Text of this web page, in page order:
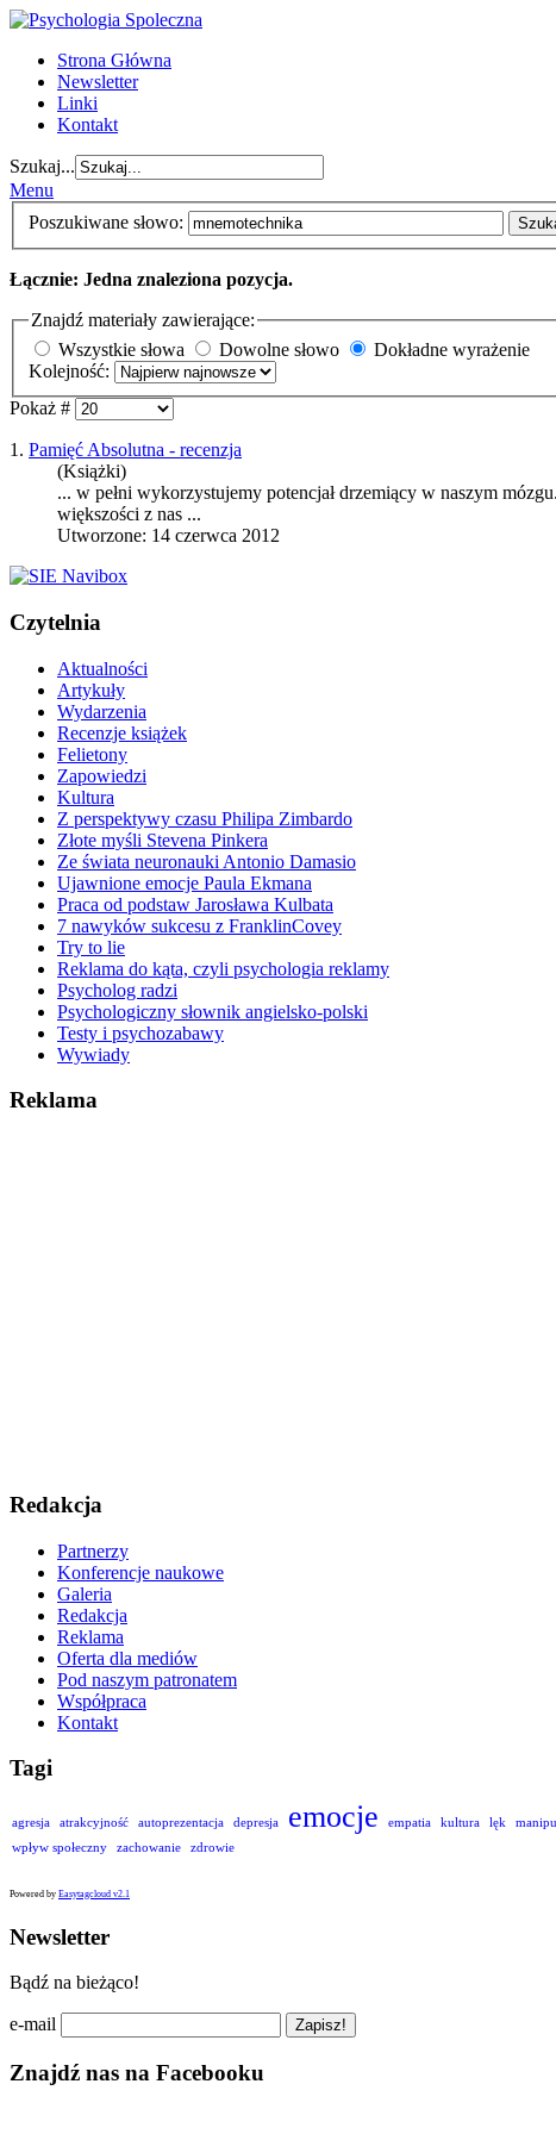
Strona Główna
Newsletter
Linki
Kontakt
Szukaj...
Menu
Poszukiwane słowo:
Łącznie: Jedna znaleziona pozycja.
Znajdź materiały zawierające:
Wszystkie słowa
Dowolne słowo
Dokładne wyrażenie
Kolejność:
Pokaż #
1. Pamięć Absolutna - recenzja
(Książki)
... w pełni wykorzystujemy potencjał drzemiący w naszym
większości z nas ...
Utworzone: 14 czerwca 2012
Czytelnia
Aktualności
Artykuły
Wydarzenia
Recenzje książek
Felietony
Zapowiedzi
Kultura
Z perspektywy czasu Philipa Zimbardo
Złote myśli Stevena Pinkera
Ze świata neuronauki Antonio Damasio
Ujawnione emocje Paula Ekmana
Praca od podstaw Jarosława Kulbata
7 nawyków sukcesu z FranklinCovey
Try to lie
Reklama do kąta, czyli psychologia reklamy
Psycholog radzi
Psychologiczny słownik angielsko-polski
Testy i psychozabawy
Wywiady
Reklama
Redakcja
Partnerzy
Konferencje naukowe
Galeria
Redakcja
Reklama
Oferta dla mediów
Pod naszym patronatem
Współpraca
Kontakt
Tagi
agresja atrakcyjność autoprezentacja depresja emocje empatia kultura lęk
wpływ społeczny
zachowanie zdrowie
Powered by Easytagcloud v2.1
Newsletter
Bądź na bieżąco!
e-mail
Znajdź nas na Facebooku